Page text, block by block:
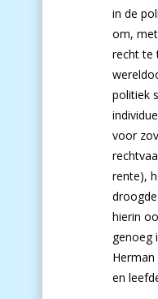
in de
om,
recht te
politiek
voor
rente),
hierin
genoeg
en